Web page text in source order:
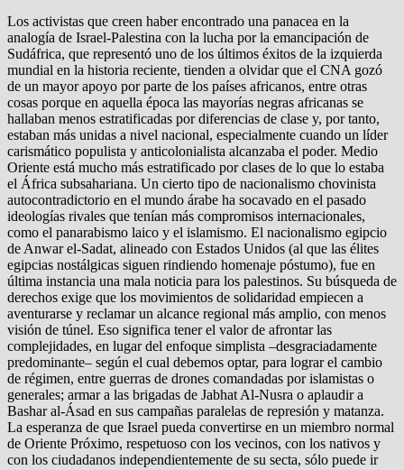
Los activistas que creen haber encontrado una panacea en la
analogía de Israel-Palestina con la lucha por la emancipación de
Sudáfrica, que representó uno de los últimos éxitos de la izquierda
mundial en la historia reciente, tienden a olvidar que el CNA gozó
de un mayor apoyo por parte de los países africanos, entre otras
cosas porque en aquella época las mayorías negras africanas se
hallaban menos estratificadas por diferencias de clase y, por tanto,
estaban más unidas a nivel nacional, especialmente cuando un líder
carismático populista y anticolonialista alcanzaba el poder. Medio
Oriente está mucho más estratificado por clases de lo que lo estaba
el África subsahariana. Un cierto tipo de nacionalismo chovinista
autocontradictorio en el mundo árabe ha socavado en el pasado
ideologías rivales que tenían más compromisos internacionales,
como el panarabismo laico y el islamismo. El nacionalismo egipcio
de Anwar el-Sadat, alineado con Estados Unidos (al que las élites
egipcias nostálgicas siguen rindiendo homenaje póstumo), fue en
última instancia una mala noticia para los palestinos. Su búsqueda de
derechos exige que los movimientos de solidaridad empiecen a
aventurarse y reclamar un alcance regional más amplio, con menos
visión de túnel. Eso significa tener el valor de afrontar las
complejidades, en lugar del enfoque simplista –desgraciadamente
predominante– según el cual debemos optar, para lograr el cambio
de régimen, entre guerras de drones comandadas por islamistas o
generales; armar a las brigadas de Jabhat Al-Nusra o aplaudir a
Bashar al-Ásad en sus campañas paralelas de represión y matanza.
La esperanza de que Israel pueda convertirse en un miembro normal
de Oriente Próximo, respetuoso con los vecinos, con los nativos y
con los ciudadanos independientemente de su secta, sólo puede ir